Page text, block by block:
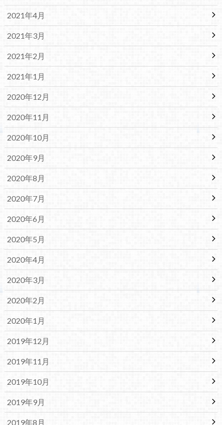
2021年4月
2021年3月
2021年2月
2021年1月
2020年12月
2020年11月
2020年10月
2020年9月
2020年8月
2020年7月
2020年6月
2020年5月
2020年4月
2020年3月
2020年2月
2020年1月
2019年12月
2019年11月
2019年10月
2019年9月
2019年8月